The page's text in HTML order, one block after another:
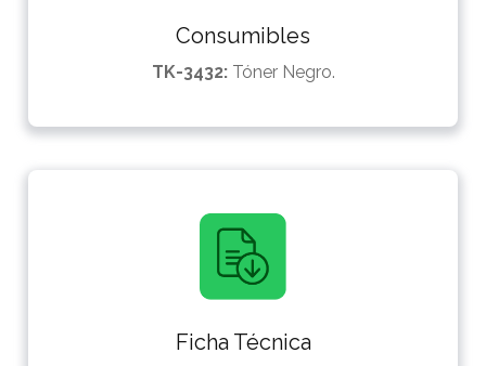
Consumibles
TK-3432: Tóner Negro.
Ficha Técnica